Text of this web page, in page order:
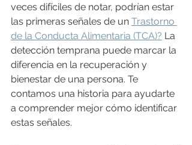
veces difíciles de notar, podrían estar
las primeras señales de un Trastorno
de la Conducta Alimentaria (TCA)? La
detección temprana puede marcar la
diferencia en la recuperación y
bienestar de una persona. Te
contamos una historia para ayudarte
a comprender mejor cómo identificar
estas señales.